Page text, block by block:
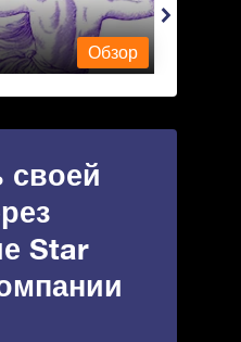
Обзор
своей
Star